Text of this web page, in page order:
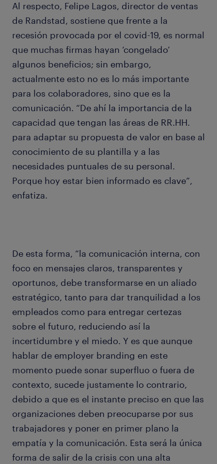
Al respecto, Felipe Lagos, director de ventas
de Randstad, sostiene que frente a la
recesión provocada por el covid-19, es normal
que muchas firmas hayan ‘congelado’
algunos beneficios; sin embargo,
actualmente esto no es lo más importante
para los colaboradores, sino que es la
comunicación. “De ahí la importancia de la
capacidad que tengan las áreas de RR.HH.
para adaptar su propuesta de valor en base al
conocimiento de su plantilla y a las
necesidades puntuales de su personal.
Porque hoy estar bien informado es clave”,
enfatiza.
De esta forma, “la comunicación interna, con
foco en mensajes claros, transparentes y
oportunos, debe transformarse en un aliado
estratégico, tanto para dar tranquilidad a los
empleados como para entregar certezas
sobre el futuro, reduciendo así la
incertidumbre y el miedo. Y es que aunque
hablar de employer branding en este
momento puede sonar superfluo o fuera de
contexto, sucede justamente lo contrario,
debido a que es el instante preciso en que las
organizaciones deben preocuparse por sus
trabajadores y poner en primer plano la
empatía y la comunicación. Esta será la única
forma de salir de la crisis con una alta